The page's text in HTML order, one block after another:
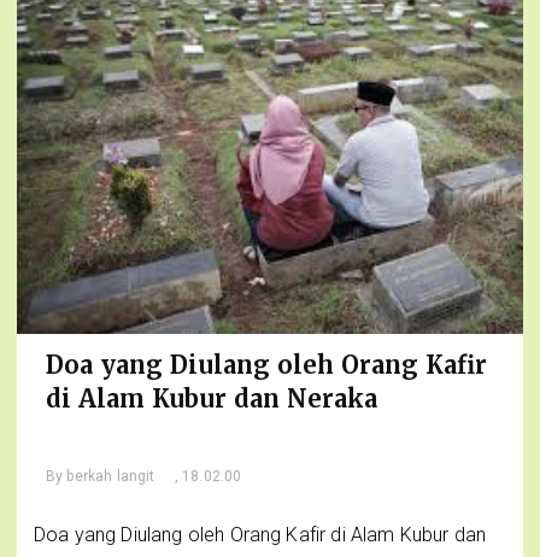
Doa yang Diulang oleh Orang Kafir
di Alam Kubur dan Neraka
By berkah langit , 18.02.00
Doa yang Diulang oleh Orang Kafir di Alam Kubur dan